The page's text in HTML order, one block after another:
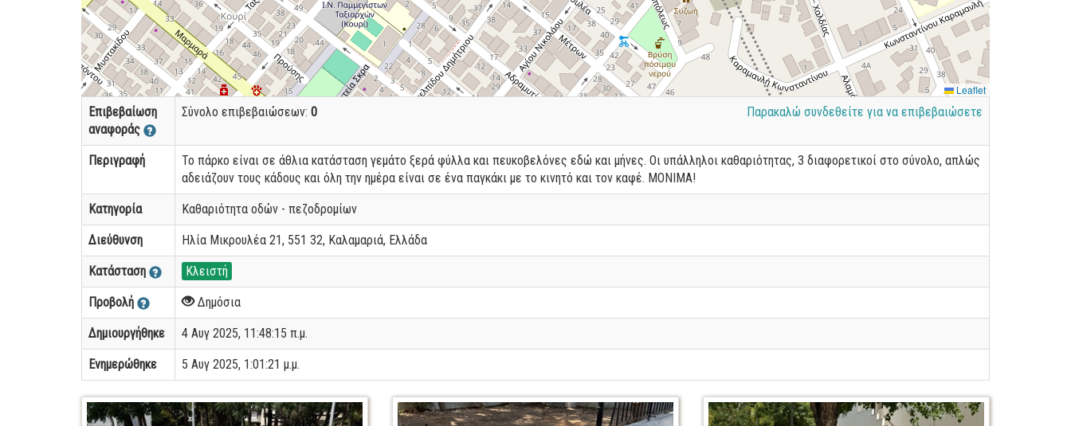
Leaflet
Επιβεβαίωση
αναφοράς
Σύνολο επιβεβαιώσεων: 0 Παρακαλώ συνδεθείτε για να επιβεβαιώσετε
Περιγραφή
Το πάρκο είναι σε άθλια κατάσταση γεμάτο ξερά φύλλα και πευκοβελόνες εδώ και μήνες. Οι υπάλληλοι καθαριότητας, 3 διαφορετικοί στο σύνολο, απλώς
αδειάζουν τους κάδους και όλη την ημέρα είναι σε ένα παγκάκι με το κινητό και τον καφέ. ΜΟΝΙΜΑ!
Κατηγορία Καθαριότητα οδών - πεζοδρομίων
Διεύθυνση Ηλία Μικρουλέα 21, 551 32, Καλαμαριά, Ελλάδα
Κατάσταση Κλειστή
Προβολή Δημόσια
Δημιουργήθηκε 4 Αυγ 2025, 11:48:15 π.μ.
Ενημερώθηκε 5 Αυγ 2025, 1:01:21 μ.μ.